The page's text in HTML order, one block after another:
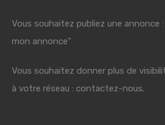
Vous souhaitez publiez une annonce
mon annonce"
Vous souhaitez donner plus de
à votre réseau : contactez-nous.